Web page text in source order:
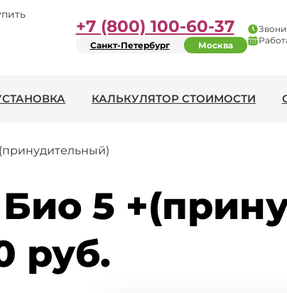
+7 (800) 100-60-37
Санкт-Петербург Москва
КАЛЬКУЛЯТОР СТОИМОСТИ
5
руб.